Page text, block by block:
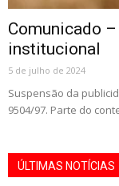
Comunicado
institucional
5 de julho de 2024
Suspensão da
9504/97. Parte do
ÚLTIMAS NOTÍCIAS